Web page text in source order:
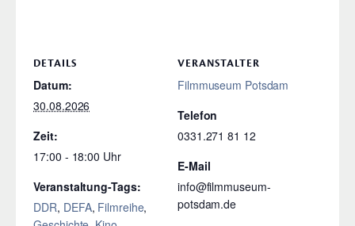
DETAILS
Datum:
30.08.2026
Zeit:
17:00 - 18:00
Veranstaltung-Tags:
DDR, DEFA, Filmreihe,
VERANSTALTER
Filmmuseum Potsdam
Telefon
0331.271 81 12
E-Mail
info@filmmuseum-
potsdam.de